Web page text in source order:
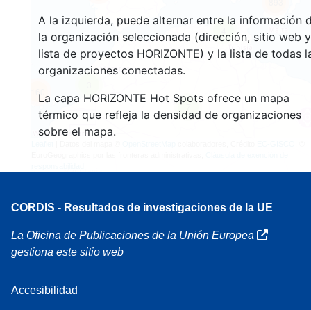
A la izquierda, puede alternar entre la información
la organización seleccionada (dirección, sitio web y
lista de proyectos HORIZONTE) y la lista de todas
organizaciones conectadas.
La capa HORIZONTE Hot Spots ofrece un mapa
térmico que refleja la densidad de organizaciones
sobre el mapa.
160
7
CORDIS - Resultados de investigaciones de la UE
La Oficina de Publicaciones de la Unión Europea
gestiona este sitio web
Accesibilidad